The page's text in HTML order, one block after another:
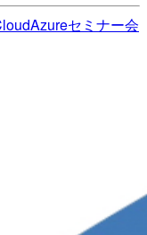
Azureセミナー会